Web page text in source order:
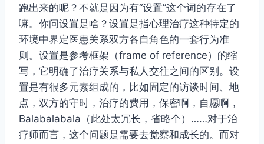
跑出来的呢？不就是因为有“设置”这个词的存在了
嘛。你问设置是啥？设置是指心理治疗这种特定的
环境中界定医患关系双方各自角色的一套行为准
则。设置是参考框架（frame of reference）的缩
写，它明确了治疗关系与私人交往之间的区别。设
置是有很多元素组成的，比如固定的访谈时间、地
点，双方的守时，治疗的费用，保密啊，自愿啊，
Balabalabala（此处太冗长，省略个）……对于治
疗师而言，这个问题是需要去觉察和成长的。而对